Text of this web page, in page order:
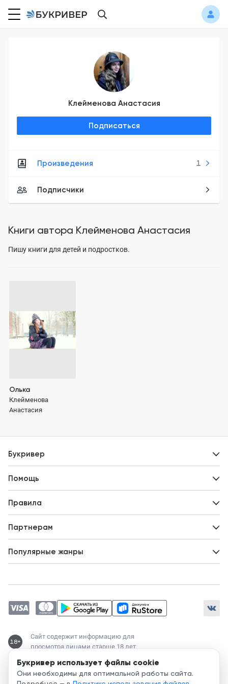
Букривер использует файлы cookie
Они необходимы для оптимальной работы сайта.
Клейменова Анастасия
Подписаться
Произведения 1
Подписчики
Книги автора Клейменова Анастасия
Пишу книги для детей и подростков.
Олька
Клейменова
Анастасия
Букривер
Новости
Помощь
Правила
Партнерам
Популярные жанры
Магические академии
Современный любовный роман
Любовное фэнтези
18+
Сайт содержит информацию для
просмотра лицами старше 18 лет
Служба поддержки:
support@bookriver.ru